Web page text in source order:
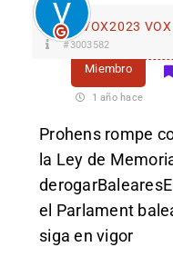
VOX2023 VOX
#3003582
Miembro
1 año hace
Prohens rompe
la Ley de
el Parlament
siga en vigor